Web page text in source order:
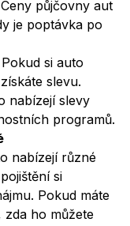
Ceny půjčovny aut
je poptávka po
Pokud si auto
slevu.
nabízejí slevy
programů.
nabízejí různé
si
Pokud máte
zda ho můžete